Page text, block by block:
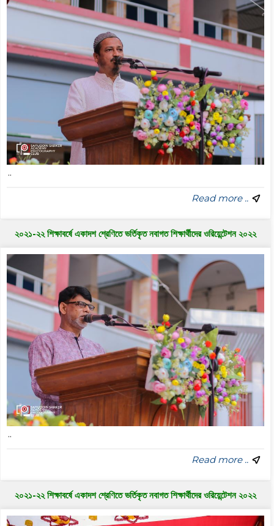
..
Read more ..
২০২১-২২ শিক্ষাবর্ষে একাদশ শ্রেণিতে ভর্তিকৃত নবাগত শিক্ষার্থীদের ওরিয়েন্টেশন ২০২২
..
Read more ..
২০২১-২২ শিক্ষাবর্ষে একাদশ শ্রেণিতে ভর্তিকৃত নবাগত শিক্ষার্থীদের ওরিয়েন্টেশন ২০২২